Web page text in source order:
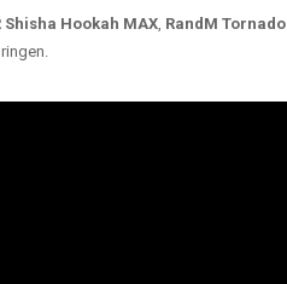
Shisha Hookah MAX, RandM Tornado